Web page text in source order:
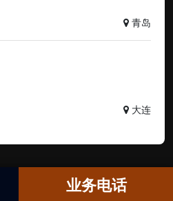
青岛
大连
业务电话